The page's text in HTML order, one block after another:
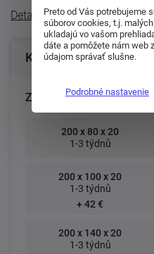
Detailný popis
Konfigurácia produktu
Zvoľte rozmer matraca
200 x 80 x 20
1-3 týdnů
200 x 100 x 20
1-3 týdnů
+ 42 €
200 x 140 x 20
1-3 týdnů
Preto od Vás potrebujeme
súborov cookies, t.j.
ukladajú vo vašom
dáte a pomôžete nám web
údajom správať slušne.
Podrobné nastavenie